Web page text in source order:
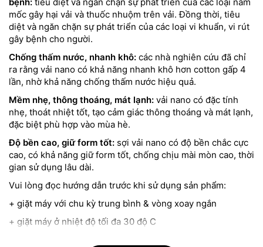
mốc gây hại vải và thuốc nhuộm trên vải. Đồng thời, tiêu
diệt và ngăn chặn sự phát triển của các loại vi khuẩn, vi rút
gây bệnh cho người.
Chống thấm nước, nhanh khô: các nhà nghiên cứu đã chỉ
ra rằng vải nano có khả năng nhanh khô hơn cotton gấp 4
lần, nhờ khả năng chống thấm nước hiệu quả.
Mềm nhẹ, thông thoáng, mát lạnh: vải nano có đặc tính
nhẹ, thoát nhiệt tốt, tạo cảm giác thông thoáng và mát lạnh,
đặc biệt phù hợp vào mùa hè.
Độ bền cao, giữ form tốt: sợi vải nano có độ bền chắc cực
cao, có khả năng giữ form tốt, chống chịu mài mòn cao, thời
gian sử dụng lâu dài.
Vui lòng đọc hướng dẫn trước khi sử dụng sản phẩm:
+ giặt máy với chu kỳ trung bình & vòng xoay ngắn
+ giặt máy ở nhiệt độ tối đa 30 độ C